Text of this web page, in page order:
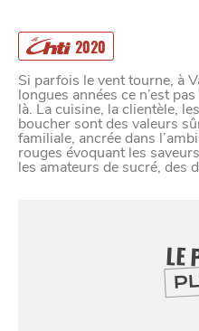
2020
Si parfois le vent tourne, à
longues années ce n’est
là. La cuisine, la clientèle,
boucher sont des valeurs
familiale, ancrée dans
rouges évoquant les
les amateurs de sucré, des
LE